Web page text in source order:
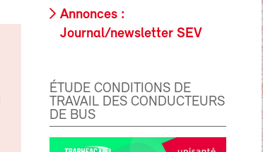
Annonces :
Journal/newsletter SEV
ÉTUDE CONDITIONS DE
TRAVAIL DES CONDUCTEURS
DE BUS